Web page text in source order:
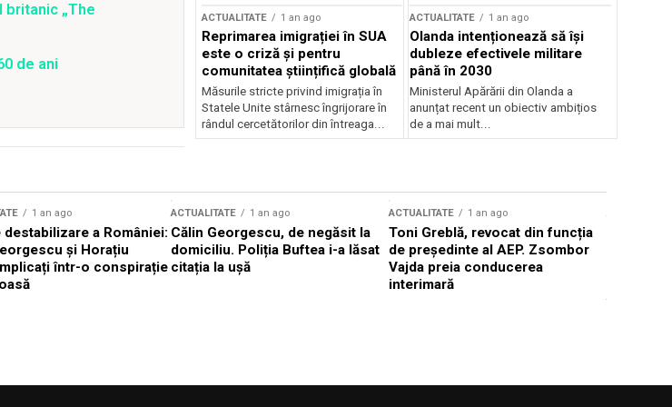
britanic „The
de ani
ACTUALITATE 1 an ago
Reprimarea imigrației în SUA
este o criză și pentru
comunitatea științifică globală
Măsurile stricte privind imigrația în
Statele Unite stârnesc îngrijorare în
rândul cercetătorilor din întreaga...
ACTUALITATE 1 an ago
Olanda intenționează să își
dubleze efectivele militare
până în 2030
Ministerul Apărării din Olanda a
anunțat recent un obiectiv ambițios
de a mai mult...
1 an ago
destabilizare a României:
și Horațiu
într-o conspirație
ACTUALITATE 1 an ago
Călin Georgescu, de negăsit la
domiciliu. Poliția Buftea i-a lăsat
citația la ușă
ACTUALITATE 1 an ago
Toni Greblă, revocat din funcția
de președinte al AEP. Zsombor
Vajda preia conducerea
interimară